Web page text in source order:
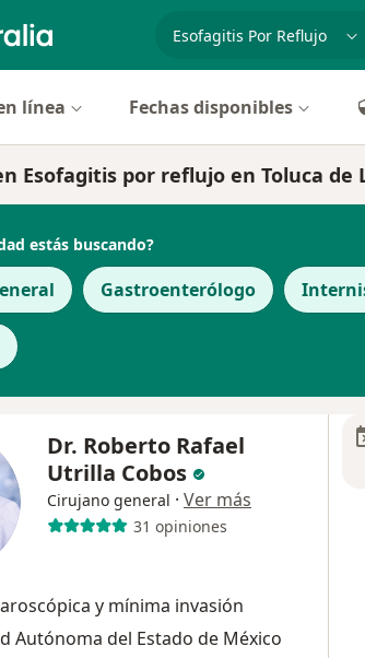
línea Fechas disponibles
Esofagitis por reflujo en Toluca de
estás buscando?
Gastroenterólogo
Dr. Roberto Rafael
Utrilla Cobos
Cirujano general · Ver más
31 opiniones
y mínima invasión
Autónoma del Estado de México